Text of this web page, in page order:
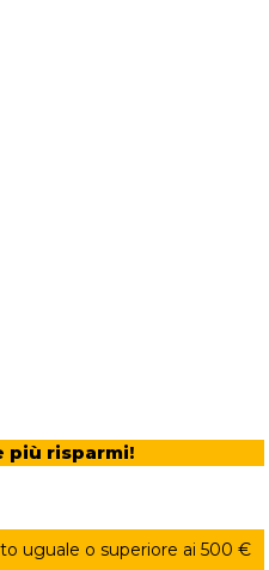
più risparmi!
uguale o superiore ai 500 €